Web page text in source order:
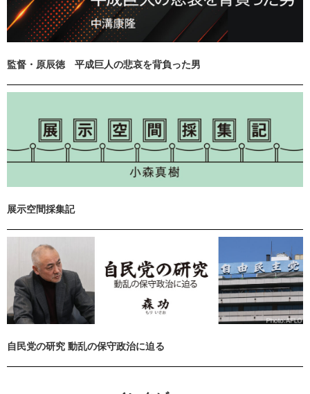
監督・原辰徳 平成巨人の悲哀を背負った男
展示空間採集記
自民党の研究 動乱の保守政治に迫る